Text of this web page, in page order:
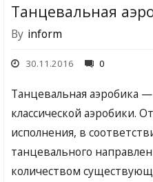
Танцевальная
By inform
30.11.2016 0
Танцевальная аэробика
классической аэробики.
исполнения, в
танцевального
количеством